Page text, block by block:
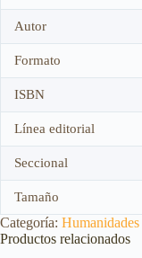
Autor
Formato
ISBN
Línea editorial
Seccional
Tamaño
Categoría: Humanidades
Productos relacionados